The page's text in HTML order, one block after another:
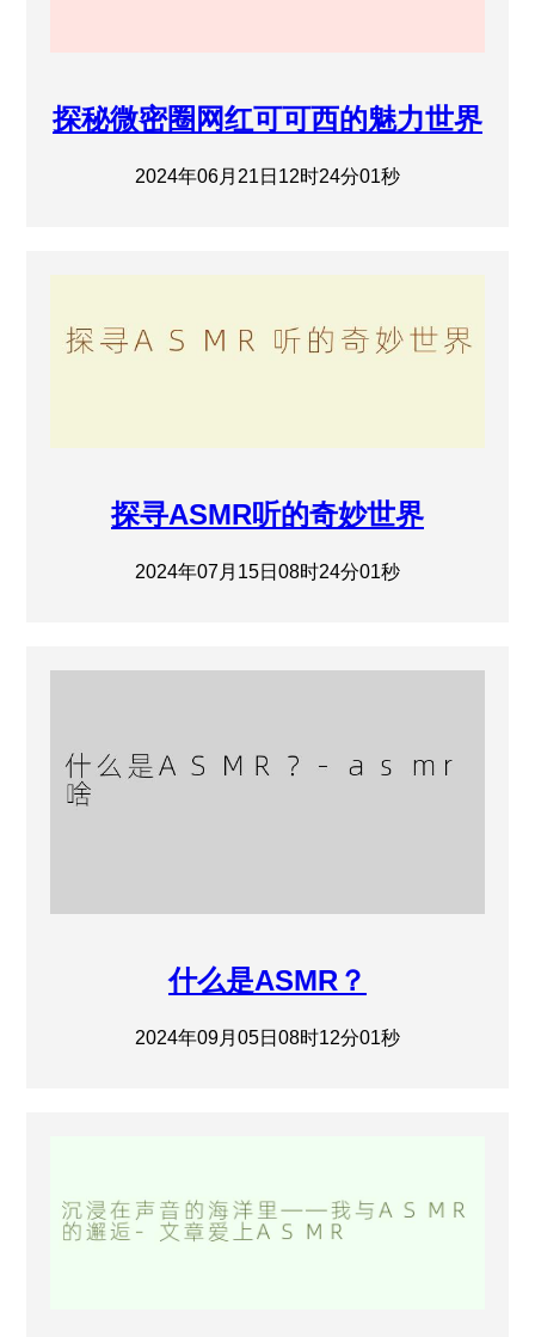
探秘微密圈网红可可西的魅力世界
2024年06月21日12时24分01秒
探寻ASMR听的奇妙世界
2024年07月15日08时24分01秒
什么是ASMR？
2024年09月05日08时12分01秒